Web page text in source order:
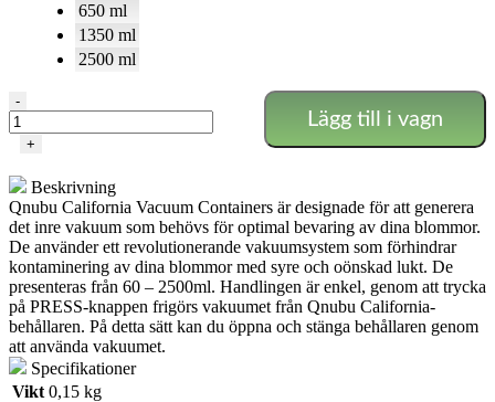
650 ml
1350 ml
2500 ml
VACUUMBEHÅLLARE
QNUBU
60
2500ml
mängd
-
+
Lägg till i vagn
Beskrivning
Qnubu California Vacuum Containers är designade för att generera
det inre vakuum som behövs för optimal bevaring av dina blommor.
De använder ett revolutionerande vakuumsystem som förhindrar
kontaminering av dina blommor med syre och oönskad lukt. De
presenteras från 60 – 2500ml. Handlingen är enkel, genom att trycka
på PRESS-knappen frigörs vakuumet från Qnubu California-
behållaren. På detta sätt kan du öppna och stänga behållaren genom
att använda vakuumet.
Specifikationer
Vikt 0,15 kg